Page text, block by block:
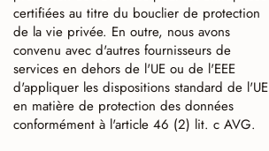
certifiées au titre du bouclier de protection
de la vie privée. En outre, nous avons
convenu avec d'autres fournisseurs de
services en dehors de l'UE ou de l'EEE
d'appliquer les dispositions standard de l'UE
en matière de protection des données
conformément à l'article 46 (2) lit. c AVG.